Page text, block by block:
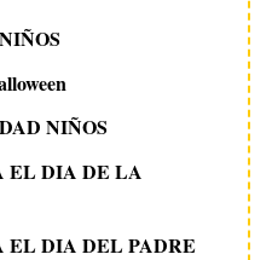
NIÑOS
EL DIA DE LA
EL DIA DEL PADRE